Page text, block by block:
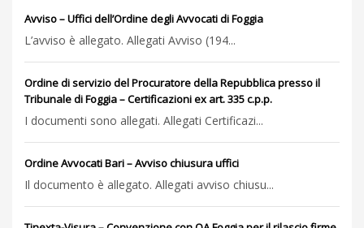
Avviso – Uffici dell’Ordine degli Avvocati di Foggia
L’avviso è allegato. Allegati Avviso (194...
Ordine di servizio del Procuratore della Repubblica presso il
Tribunale di Foggia – Certificazioni ex art. 335 c.p.p.
I documenti sono allegati. Allegati Certificazi...
Ordine Avvocati Bari – Avviso chiusura uffici
Il documento è allegato. Allegati avviso chiusu...